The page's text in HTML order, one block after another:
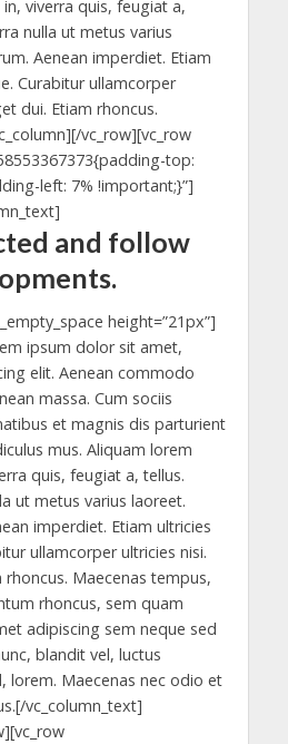
viverra quis, feugiat a,
nulla ut metus varius
Aenean imperdiet. Etiam
Curabitur ullamcorper
dui. Etiam rhoncus.
vc_row][vc_row
top:
left: 7% !important;}”]
and follow
height=”21px”]
ipsum dolor sit amet,
elit. Aenean commodo
massa. Cum sociis
et magnis dis parturient
mus. Aliquam lorem
quis, feugiat a, tellus.
ut metus varius laoreet.
imperdiet. Etiam ultricies
ullamcorper ultricies nisi.
Maecenas tempus,
rhoncus, sem quam
adipiscing sem neque sed
blandit vel, luctus
lorem. Maecenas nec odio et
vc_column_text]